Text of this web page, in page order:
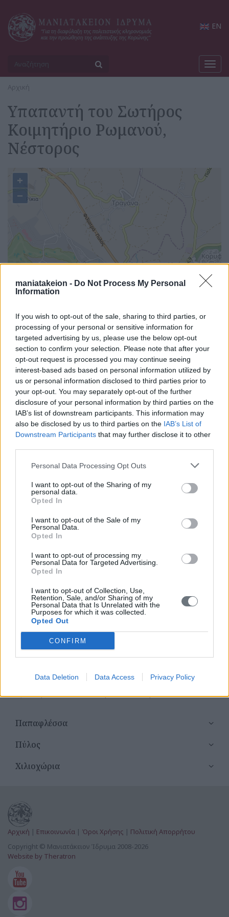
maniatakeion - Do Not Process My Personal
Information
If you wish to opt-out of the sale, sharing to third parties, or
processing of your personal or sensitive information for
targeted advertising by us, please use the below opt-out
section to confirm your selection. Please note that after your
opt-out request is processed you may continue seeing
interest-based ads based on personal information utilized by
us or personal information disclosed to third parties prior to
your opt-out. You may separately opt-out of the further
disclosure of your personal information by third parties on the
IAB’s list of downstream participants. This information may
also be disclosed by us to third parties on the IAB’s List of
Downstream Participants that may further disclose it to other
Personal Data Processing Opt Outs
I want to opt-out of the Sharing of my
personal data.
Opted In
I want to opt-out of the Sale of my
Personal Data.
Opted In
I want to opt-out of processing my
Personal Data for Targeted Advertising.
Opted In
I want to opt-out of Collection, Use,
Retention, Sale, and/or Sharing of my
Personal Data that Is Unrelated with the
Purposes for which it was collected.
Opted Out
CONFIRM
Data Deletion Data Access Privacy Policy
EN
Αρχική
Υπαπαντή του Σωτήρος
Κοιμητήριο Ρωμανού,
Νέστορος
+
−
Όλα τα σημεία στον χάρτη
Σημεία ανά Δημοτική Ενότητα
Κορώνη
Μεθώνη
Όλα τα σημεία της Δ. Ενότητας
Αγία Βαρβάρα Χώρας
Αγία Ειρήνη Στυλιανού
Αγία Ελένη Χώρας
Αγία Κυριακή Χώρας
Αγία Μαγδαληνή Χώρας
Αγία Μαρίνα (υπό κατασκευή) Παλαιό Λουτρό
Αγία Παρασκευή Μυρσινοχώρι
Αγία Τριάς Ενοριακός Ναός Αμπελόφυτο
Αγία Τριάς Ενοριακός Ναός Ρωμανού
Αγία Τριάς Φλεσιάδος
Παπαφλέσσα
Πύλος
Χιλιοχώρια
Αρχική | Επικοινωνία | Όροι Χρήσης | Πολιτική Απορρήτου
Copyright © Μανιατάκειον Ίδρυμα 2008-2026
Website by Theratron